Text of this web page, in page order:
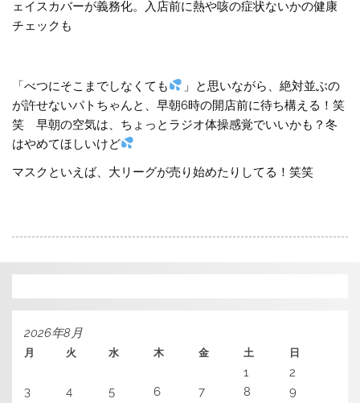
ェイスカバーが義務化。入店前に熱や咳の症状ないかの健康
チェックも
「べつにそこまでしなくても
」と思いながら、絶対並ぶの
が許せないパトちゃんと、早朝6時の開店前に待ち構える！笑
笑 早朝の空気は、ちょっとラジオ体操感覚でいいかも？冬
はやめてほしいけど
マスクといえば、大リーグが売り始めたりしてる！笑笑
2026年8月
月 火 水 木 金 土 日
1
2
3
4 5 6 7 8
9